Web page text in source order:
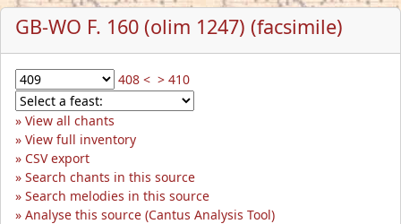
GB-WO F. 160 (olim 1247) (facsimile)
408 < > 410
View all chants
View full inventory
CSV export
Search chants in this source
Search melodies in this source
Analyse this source (Cantus Analysis Tool)